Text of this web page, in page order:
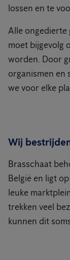
lossen en te
Alle ongedierte
moet bijgevolg
worden. Door
organismen en
we voor elke
Wij
Brasschaat
België en ligt
leuke
trekken veel
kunnen dit